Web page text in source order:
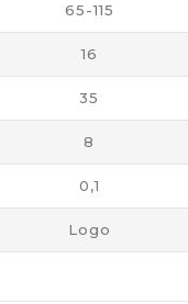
65-115
16
35
8
0,1
Logo